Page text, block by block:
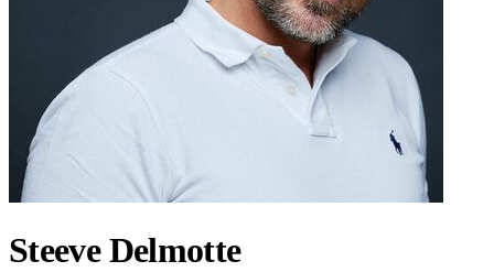
Steeve Delmotte